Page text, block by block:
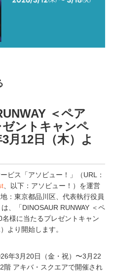
＜ペア
ントキャンペ
月12日（木）よ
ビス「アソビュー！」（URL：
、以下：アソビュー！）を運営
：東京都品川区、代表執行役員
、「DINOSAUR RUNWAY ＜ペ
様に当たるプレゼントキャン
より開始します。
年3月20日（金・祝）〜3月22
階 アキバ・スクエアで開催され